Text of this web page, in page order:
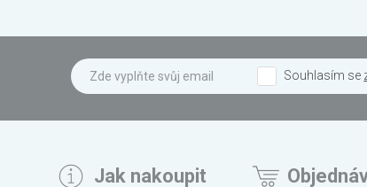
Souhlasím se
Jak nakoupit